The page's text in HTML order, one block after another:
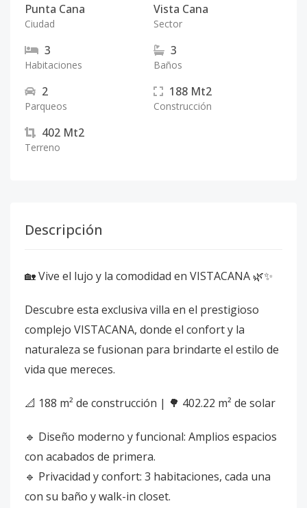
Punta Cana
Ciudad
Vista Cana
Sector
3
Habitaciones
3
Baños
2
Parqueos
188 Mt2
Construcción
402 Mt2
Terreno
Descripción
🏡 Vive el lujo y la comodidad en VISTACANA 🌿✨
Descubre esta exclusiva villa en el prestigioso
complejo VISTACANA, donde el confort y la
naturaleza se fusionan para brindarte el estilo de
vida que mereces.
📐 188 m² de construcción | 🌳 402.22 m² de solar
🔹 Diseño moderno y funcional: Amplios espacios
con acabados de primera.
🔹 Privacidad y confort: 3 habitaciones, cada una
con su baño y walk-in closet.